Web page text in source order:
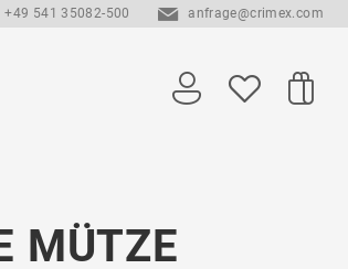
+49 541 35082-500 anfrage@crimex.com
MÜTZE